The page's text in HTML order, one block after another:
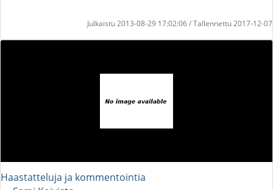
Julkaistu 2013-08-29 17:02:06 / Tallennettu 2017-12-07
Haastatteluja ja kommentointia